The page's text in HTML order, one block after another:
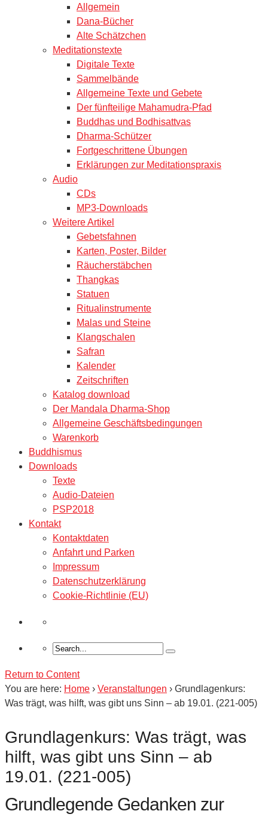
Allgemein
Dana-Bücher
Alte Schätzchen
Meditationstexte
Digitale Texte
Sammelbände
Allgemeine Texte und Gebete
Der fünfteilige Mahamudra-Pfad
Buddhas und Bodhisattvas
Dharma-Schützer
Fortgeschrittene Übungen
Erklärungen zur Meditationspraxis
Audio
CDs
MP3-Downloads
Weitere Artikel
Gebetsfahnen
Karten, Poster, Bilder
Räucherstäbchen
Thangkas
Statuen
Ritualinstrumente
Malas und Steine
Klangschalen
Safran
Kalender
Zeitschriften
Katalog download
Der Mandala Dharma-Shop
Allgemeine Geschäftsbedingungen
Warenkorb
Buddhismus
Downloads
Texte
Audio-Dateien
PSP2018
Kontakt
Kontaktdaten
Anfahrt und Parken
Impressum
Datenschutzerklärung
Cookie-Richtlinie (EU)
Return to Content
You are here: Home › Veranstaltungen › Grundlagenkurs:
Was trägt, was hilft, was gibt uns Sinn – ab 19.01. (221-005)
Grundlagenkurs: Was trägt, was
hilft, was gibt uns Sinn – ab
19.01. (221-005)
Grundlegende Gedanken zur